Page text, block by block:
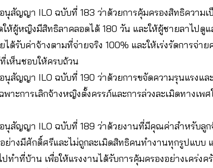
นุสัญญา ILO ฉบับที่ 183 ว่าด้วยการคุ้มครองสิทธิความเ
ห้ผู้หญิงมีสิทธิลาคลอดได้ 180 วัน และให้ผู้ชายลาไปดู
ได้รับค่าจ้างตามที่จ่ายจริง 100% และให้เร่งรัดการจ่า
เห็นชอบให้ครบถ้วน
นุสัญญา ILO ฉบับที่ 190 ว่าด้วยการขจัดความรุนแรงแล
พาะการเลิกจ้างหญิงตั้งครรภ์และการล่วงละเมิดทางเ
อนุสัญญา ILO ฉบับที่ 189 ว่าด้วยงานที่มีคุณค่าสำหรับลู
ย่างมีศักดิ์ศรีและไม่ถูกละเมิดสิทธิคนทำงานทุกรูปแบบ
ทำที่บ้าน เพื่อให้แรงงานได้รับการคุ้มครองอย่างเคร่งค